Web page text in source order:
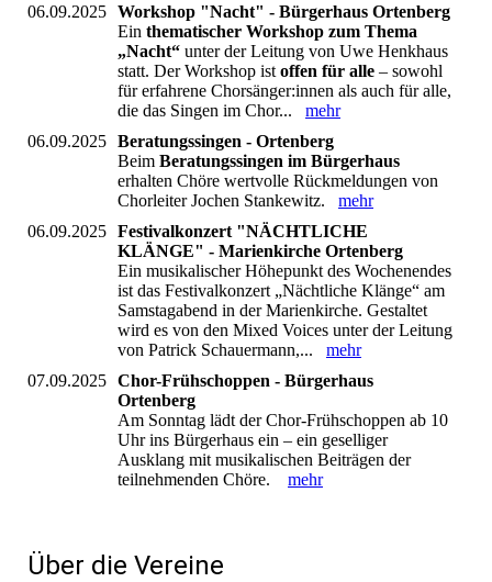
06.09.2025 Workshop "Nacht" - Bürgerhaus Ortenberg
Ein thematischer Workshop zum Thema
„Nacht“ unter der Leitung von Uwe Henkhaus
statt. Der Workshop ist offen für alle – sowohl
für erfahrene Chorsänger:innen als auch für alle,
die das Singen im Chor... mehr
06.09.2025 Beratungssingen - Ortenberg
Beim Beratungssingen im Bürgerhaus
erhalten Chöre wertvolle Rückmeldungen von
Chorleiter Jochen Stankewitz. mehr
06.09.2025 Festivalkonzert "NÄCHTLICHE
KLÄNGE" - Marienkirche Ortenberg
Ein musikalischer Höhepunkt des Wochenendes
ist das Festivalkonzert „Nächtliche Klänge“ am
Samstagabend in der Marienkirche. Gestaltet
wird es von den Mixed Voices unter der Leitung
von Patrick Schauermann,... mehr
07.09.2025 Chor-Frühschoppen - Bürgerhaus
Ortenberg
Am Sonntag lädt der Chor-Frühschoppen ab 10
Uhr ins Bürgerhaus ein – ein geselliger
Ausklang mit musikalischen Beiträgen der
teilnehmenden Chöre. mehr
Über die Vereine